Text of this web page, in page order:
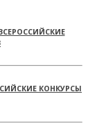
КОНКУРСЫ